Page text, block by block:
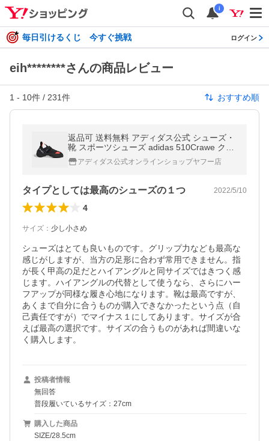
i
毎日引けるくじ 今すぐ挑戦 ログイン
eih********さんの商品レビュー
1 - 10件 / 231件 おすすめ順
返品可 送料無料 アディダス公式 シューズ・
靴 スポーツシューズ adidas 510Crawe クラ
イミング / 510Crawe Climbing
アディダス公式オンラインショップヤフー店
タイプとしては最高のシューズの１つ 2022/5/10
4
サイズ ： 少し小さめ
シューズはとても良いものです。グリップ力なども最高な
感じがしますが、当方の足形に合わず常用できません。指
が長く甲高の足だとハイアングルと同サイズではきつく感
じます。ハイアングルの代替として使うなら、さらにハー
フアップが同様な履き心地になります。靴は最高ですが、
あくまで自分に合うものが購入できなかったという点（自
己責任ですが）でマイナス１にしてあります。サイズが合
えば最高の選択です。サイズの合うものがあれば間違いな
く購入します。
投稿者情報
無回答
普段履いているサイズ：27cm
購入した商品
SIZE/28.5cm